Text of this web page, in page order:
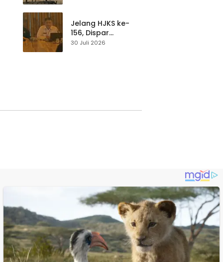
Waspada
Jelang HJKS ke-
156, Dispar
Kabupaten
30 Juli 2026